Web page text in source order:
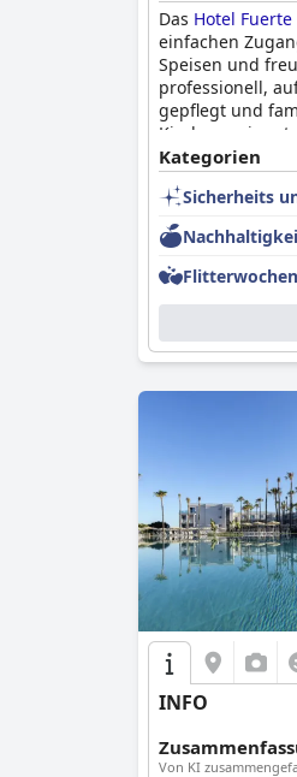
Das Hotel
einfachen
Speisen und
professionell,
gepflegt und
Kinder geeignet
Abendbuffet
Zugang zu den
Kategorien
Sicherheits
Flitterwochen
INFO
Von KI